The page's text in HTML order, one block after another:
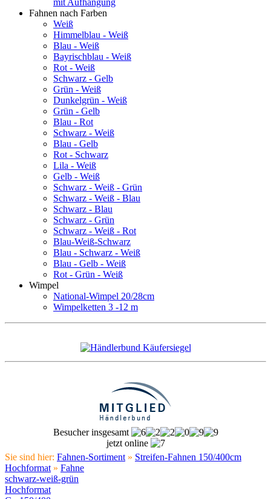
mit Aufhängung
Fahnen nach Farben
Weiß
Himmelblau - Weiß
Blau - Weiß
Bayrischblau - Weiß
Rot - Weiß
Schwarz - Gelb
Grün - Weiß
Dunkelgrün - Weiß
Grün - Gelb
Blau - Rot
Schwarz - Weiß
Blau - Gelb
Rot - Schwarz
Lila - Weiß
Gelb - Weiß
Schwarz - Weiß - Grün
Schwarz - Weiß - Blau
Schwarz - Blau
Schwarz - Grün
Schwarz - Weiß - Rot
Blau-Weiß-Schwarz
Blau - Schwarz - Weiß
Blau - Gelb - Weiß
Rot - Grün - Weiß
Wimpel
National-Wimpel 20/28cm
Wimpelketten 3 -12 m
Besucher insgesamt
jetzt online
Sie sind hier: Fahnen-Sortiment » Streifen-Fahnen 150/400cm
Hochformat » Fahne
schwarz-weiß-grün
Hochformat